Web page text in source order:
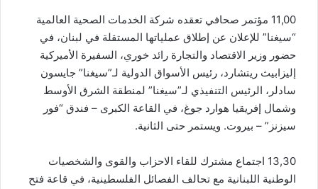
11,00 مؤتمر صحافي تعقده شركة الخدمات الصحية العالمية
“سيغنا” للإعلان عن إطلاق عملياتها المستقلة في لبنان، في
حضور وزير الاقتصاد والتجارة رائد خوري، السفيرة الأميركية
إليزابيث ريتشارد، رئيس الأسواق الدولية لـ”سيغنا” جايسون
سادلر، الرئيس التنفيذي لـ”سيغنا” لمنطقة الشرق الأوسط
وشمال إفريقيا هوارد جوغ، في القاعة الكبرى – فندق “فور
سيزنز” – بيروت. ويستمر حتى الثانية.
13,30 اجتماع مشترك للقاء الاحزاب والقوى والشخصيات
الوطنية اللبنانية مع تحالف الفصائل الفلسطينية، في قاعة فتح